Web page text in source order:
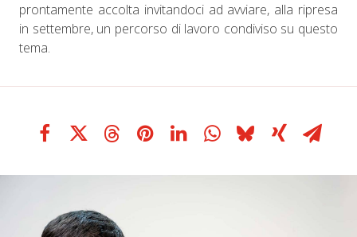
prontamente accolta invitandoci ad avviare, alla ripresa
in settembre, un percorso di lavoro condiviso su questo
tema.